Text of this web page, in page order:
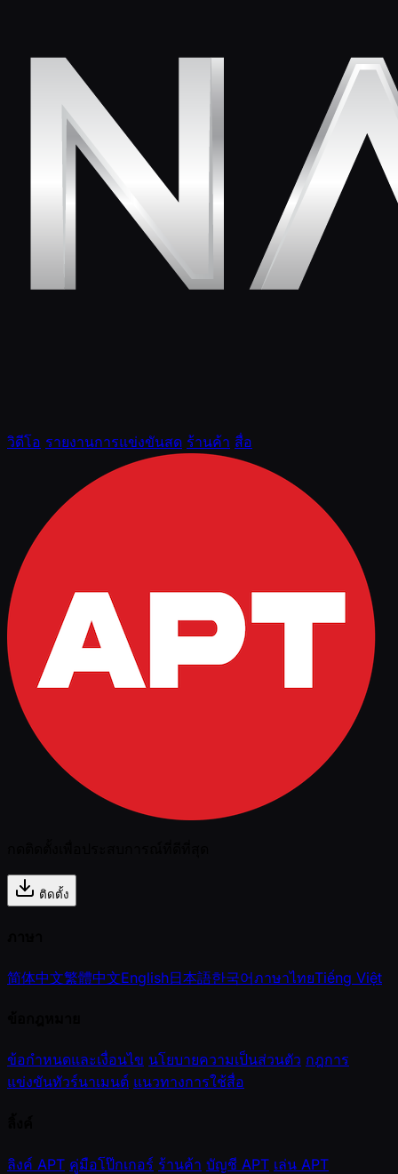
วิดีโอ รายงานการแข่งขันสด ร้านค้า สื่อ
ติดตั้ง
简体中文繁體中文English日本語한국어ภาษาไทยTiếng Việt
ข้อกำหนดและเงื่อนไข นโยบายความเป็นส่วนตัว กฎการ
แข่งขันทัวร์นาเมนต์ แนวทางการใช้สื่อ
ลิงค์ APT คู่มือโป๊กเกอร์ ร้านค้า บัญชี APT เล่น APT